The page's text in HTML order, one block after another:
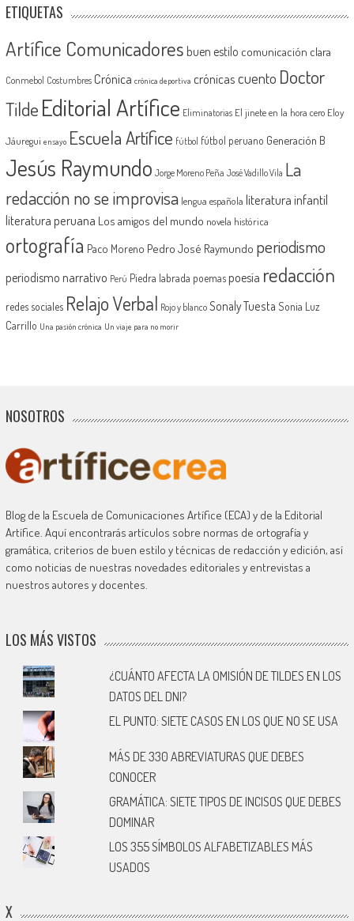
ETIQUETAS
Artífice Comunicadores buen estilo comunicación clara
Conmebol Costumbres Crónica crónica deportiva crónicascuento Doctor
Tilde Editorial Artífice Eliminatorias El jinete en la hora cero Eloy
Jáuregui ensayo Escuela Artífice fútbol fútbol peruano Generación B
Jesús Raymundo Jorge Moreno Peña José Vadillo Vila La
redacción no se improvisa lengua española literatura infantil
literatura peruana Los amigos del mundo novela histórica
ortografía Paco Moreno Pedro José Raymundo periodismo
periodismo narrativo Perú Piedra labrada poemas poesía redacción
redes sociales Relajo Verbal Rojo y blanco Sonaly Tuesta Sonia Luz
Carrillo Una pasión crónica Un viaje para no morir
NOSOTROS
Blog de la Escuela de Comunicaciones Artífice (ECA) y de la Editorial
Artífice. Aquí encontrarás artículos sobre normas de ortografía y
gramática, criterios de buen estilo y técnicas de redacción y edición, así
como noticias de nuestras novedades editoriales y entrevistas a
nuestros autores y docentes.
LOS MÁS VISTOS
¿CUÁNTO AFECTA LA OMISIÓN DE TILDES EN LOS
DATOS DEL DNI?
EL PUNTO: SIETE CASOS EN LOS QUE NO SE USA
MÁS DE 330 ABREVIATURAS QUE DEBES
CONOCER
GRAMÁTICA: SIETE TIPOS DE INCISOS QUE DEBES
DOMINAR
LOS 355 SÍMBOLOS ALFABETIZABLES MÁS
USADOS
X